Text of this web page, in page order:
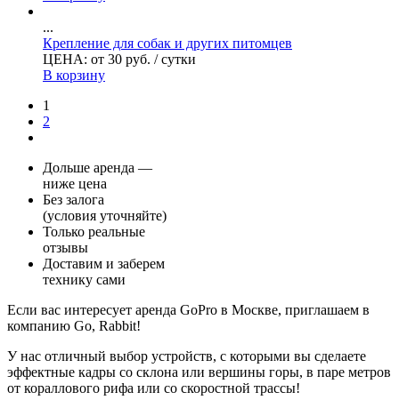
...
Крепление для собак и других питомцев
ЦЕНА: от 30 руб. / сутки
В корзину
1
2
Дольше аренда —
ниже цена
Без залога
(условия уточняйте)
Только реальные
отзывы
Доставим и заберем
технику сами
Если вас интересует аренда GoPro в Москве, приглашаем в
компанию Go, Rabbit!
У нас отличный выбор устройств, с которыми вы сделаете
эффектные кадры со склона или вершины горы, в паре метров
от кораллового рифа или со скоростной трассы!